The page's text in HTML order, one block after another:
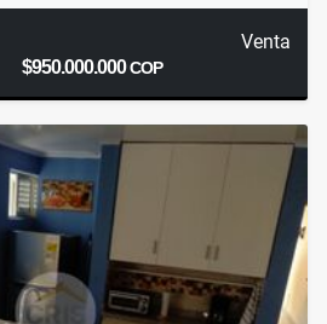
Venta
$950.000.000COP